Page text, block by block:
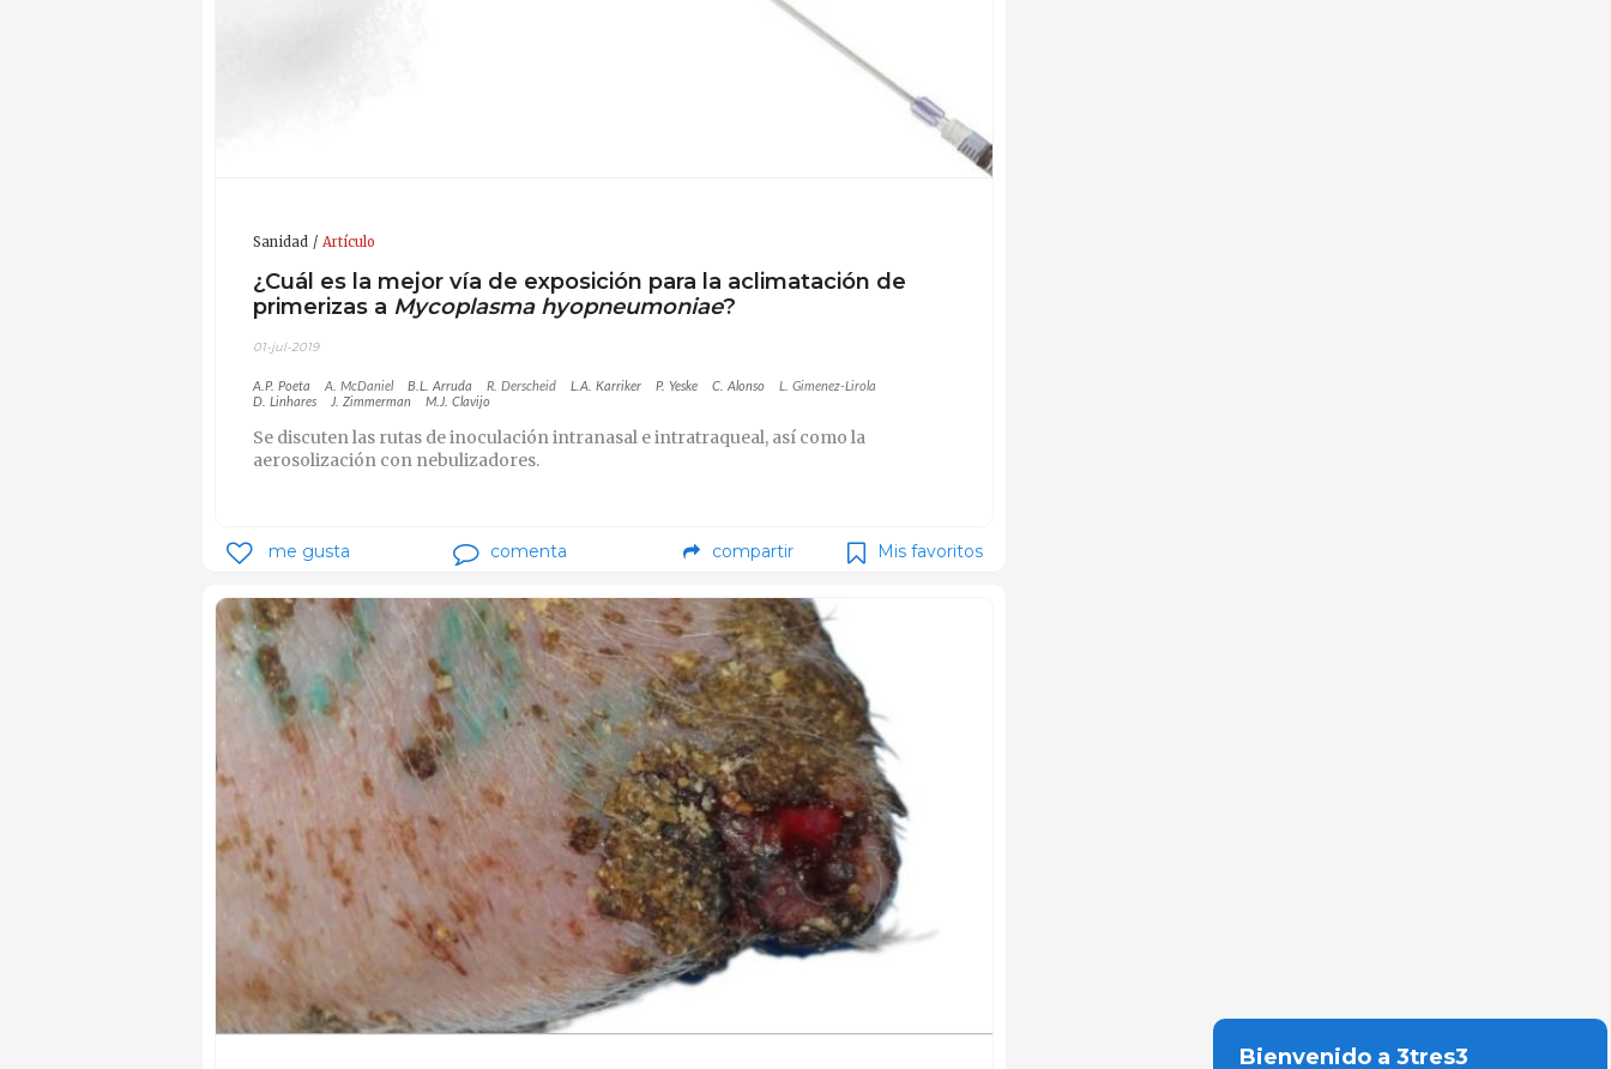
Sanidad Artículo
¿Cuál es la mejor vía de exposición para la aclimatación de
primerizas a Mycoplasma hyopneumoniae?
01-jul-2019
A.P. Poeta A. McDaniel B.L. Arruda R. Derscheid L.A. Karriker P. Yeske C. Alonso
L. Gimenez-Lirola
D. Linhares
J. Zimmerman M.J. Clavijo
Se discuten las rutas de inoculación intranasal e intratraqueal, así como la
aerosolización con nebulizadores.
me gusta comenta compartir Mis favoritos
Bienvenido a 3tres3